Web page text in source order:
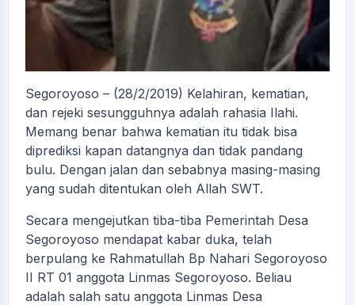
Segoroyoso – (28/2/2019) Kelahiran, kematian,
dan rejeki sesungguhnya adalah rahasia Ilahi.
Memang benar bahwa kematian itu tidak bisa
diprediksi kapan datangnya dan tidak pandang
bulu. Dengan jalan dan sebabnya masing-masing
yang sudah ditentukan oleh Allah SWT.
Secara mengejutkan tiba-tiba Pemerintah Desa
Segoroyoso mendapat kabar duka, telah
berpulang ke Rahmatullah Bp Nahari Segoroyoso
II RT 01 anggota Linmas Segoroyoso. Beliau
adalah salah satu anggota Linmas Desa